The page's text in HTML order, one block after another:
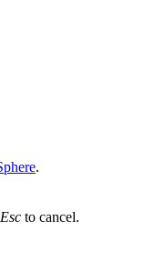
.
Esc to cancel.